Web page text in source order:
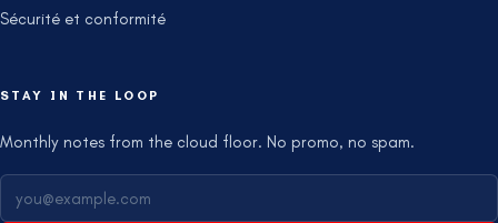
Sécurité et conformité
STAY IN THE LOOP
Monthly notes from the cloud floor. No promo, no spam.